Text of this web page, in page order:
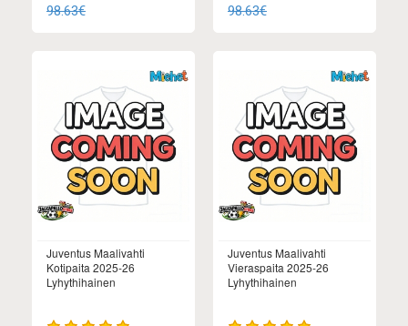
98.63€ 98.63€
Juventus Maalivahti
Kotipaita 2025-26
Lyhythihainen
Juventus Maalivahti
Vieraspaita 2025-26
Lyhythihainen